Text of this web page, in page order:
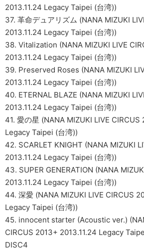
2013.11.24 Legacy Taipei (台湾))
37. 革命デュアリズム (NANA MIZUKI
2013.11.24 Legacy Taipei (台湾))
38. Vitalization (NANA MIZUKI LIVE
2013.11.24 Legacy Taipei (台湾))
39. Preserved Roses (NANA MIZUKI
2013.11.24 Legacy Taipei (台湾))
40. ETERNAL BLAZE (NANA MIZUKI
2013.11.24 Legacy Taipei (台湾))
41. 愛の星 (NANA MIZUKI LIVE CIRCUS
Legacy Taipei (台湾))
42. SCARLET KNIGHT (NANA MIZUKI
2013.11.24 Legacy Taipei (台湾))
43. SUPER GENERATION (NANA
2013.11.24 Legacy Taipei (台湾))
44. 深愛 (NANA MIZUKI LIVE CIRCUS
Legacy Taipei (台湾))
45. innocent starter (Acoustic ver.)
CIRCUS 2013+ 2013.11.24 Legacy
DISC4